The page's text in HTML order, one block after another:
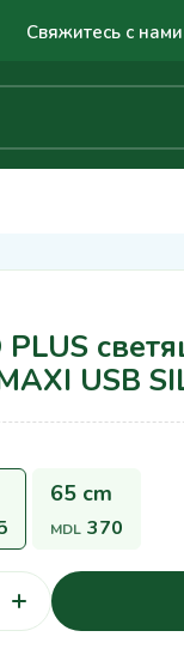
Свяжитесь с нами
PLUS
USB
65 cm
MDL 370